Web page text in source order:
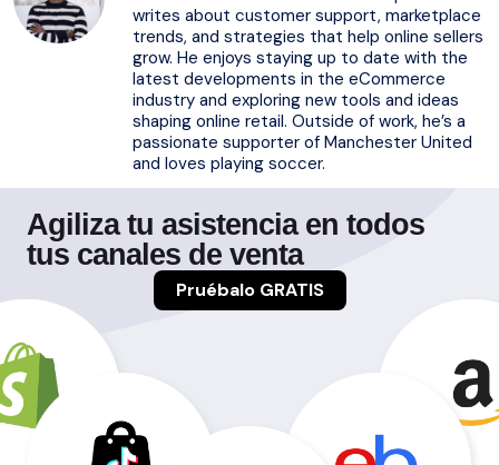
writes about customer support, marketplace
trends, and strategies that help online sellers
grow. He enjoys staying up to date with the
latest developments in the eCommerce
industry and exploring new tools and ideas
shaping online retail. Outside of work, he’s a
passionate supporter of Manchester United
and loves playing soccer.
Agiliza tu asistencia en todos
tus canales de venta
Pruébalo GRATIS